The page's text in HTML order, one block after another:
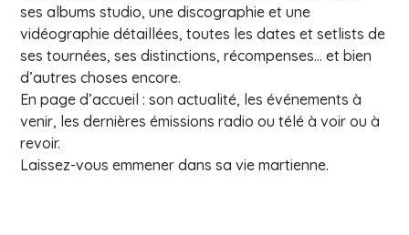
ses albums studio, une discographie et une
vidéographie détaillées, toutes les dates et setlists de
ses tournées, ses distinctions, récompenses… et bien
d’autres choses encore.
En page d’accueil : son actualité, les événements à
venir, les dernières émissions radio ou télé à voir ou à
revoir.
Laissez-vous emmener dans sa vie martienne.